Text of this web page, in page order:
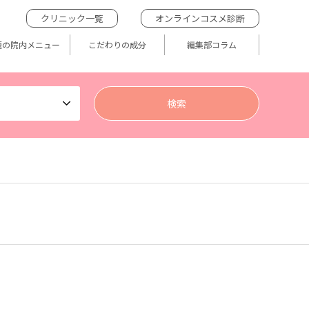
クリニック一覧 オンラインコスメ診断
院内メニュー こだわりの成分 編集部コラム